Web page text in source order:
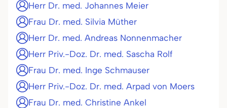
Herr Dr. med. Johannes Meier
Frau Dr. med. Silvia Müther
Herr Dr. med. Andreas Nonnenmacher
Herr Priv.-Doz. Dr. med. Sascha Rolf
Frau Dr. med. Inge Schmauser
Herr Priv.-Doz. Dr. med. Arpad von Moers
Frau Dr. med. Christine Ankel